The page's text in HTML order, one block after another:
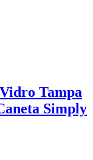
Tampa
Simply